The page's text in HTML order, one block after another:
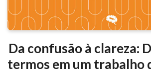
Da confusão à clareza:
termos em um trabalho